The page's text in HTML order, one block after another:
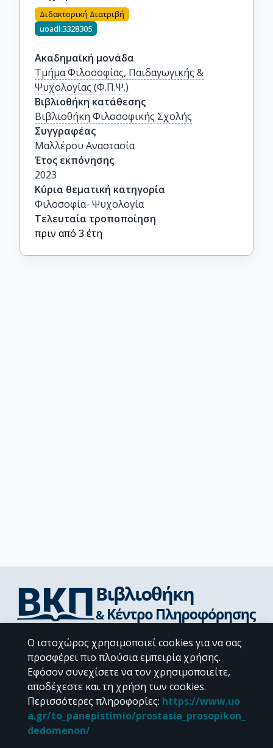
Διδακτορική Διατριβή
uoadl:3328305
Ακαδημαϊκή μονάδα
Τμήμα Φιλοσοφίας, Παιδαγωγικής &
Ψυχολογίας (Φ.Π.Ψ.)
Βιβλιοθήκη κατάθεσης
Βιβλιοθήκη Φιλοσοφικής Σχολής
Συγγραφέας
Μαλλέρου Αναστασία
Έτος εκπόνησης
2023
Κύρια θεματική κατηγορία
Φιλοσοφία- Ψυχολογία
Τελευταία τροποποίηση
πριν από 3 έτη
Διεύθυνση Βιβλιοθήκης & Κέντρου Πληροφόρησης
Βιβλιοθήκες Σχολών του ΕΚΠΑ
Υπολογιστικό Κέντρο Βιβλιοθηκών
Επικοινωνία / Helpdesk
Ο ιστοχώρος χρησιμοποιεί cookies για να σας
προσφέρει πιο πλούσια εμπειρία χρήσης.
Εφόσον συνεχίσετε να τον χρησιμοποιείτε,
αποδέχεστε και τη χρήση των cookies.
Περισσότερες πληροφορίες: https://www.uo
a.gr/to_panepistimio/prostasia_prosopikon_
dedomenon/